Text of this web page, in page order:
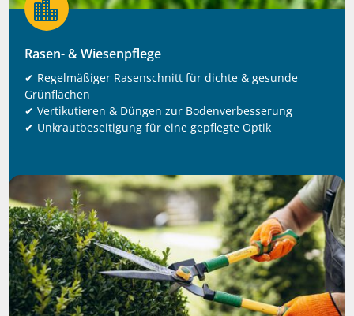

Rasen- & Wiesenpflege
✔ Regelmäßiger Rasenschnitt für dichte & gesunde
Grünflächen
✔ Vertikutieren & Düngen zur Bodenverbesserung
✔ Unkrautbeseitigung für eine gepflegte Optik